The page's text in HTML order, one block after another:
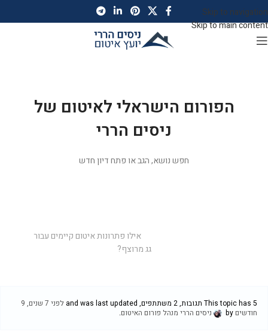
Skip to navigation
Skip to main content
הפורום הישראלי לאיטום של
ניסים הררי
חפש נושא, הגב או פתח דיון חדש
אילו פתרונות איטום קיימים עבור
גג מרוצף?
This topic has 5 תגובות, 2 משתתפים, and was last updated
לפני 7 שנים, 9
חודשים
ניסים הררי מנהל פורום האיטום.